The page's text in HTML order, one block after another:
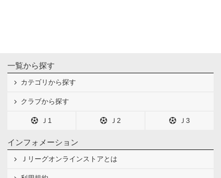
一覧から探す
カテゴリから探す
クラブから探す
Ｊ1 Ｊ2 Ｊ3
インフォメーション
Ｊリーグオンラインストアとは